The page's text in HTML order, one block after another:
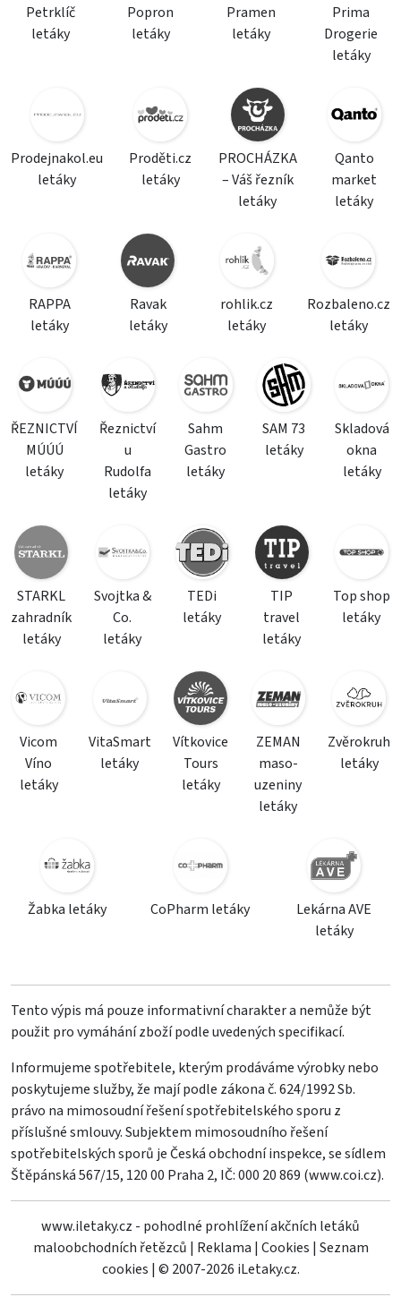
Petrklíč
letáky
Popron
letáky
Pramen
letáky
Prima
Drogerie
letáky
Prodejnakol.eu
letáky
Proděti.cz
letáky
PROCHÁZKA
– Váš řezník
letáky
Qanto
market
letáky
RAPPA
letáky
Ravak
letáky
rohlik.cz
letáky
Rozbaleno.cz
letáky
ŘEZNICTVÍ
MÚÚÚ
letáky
Řeznictví
u
Rudolfa
letáky
Sahm
Gastro
letáky
SAM 73
letáky
Skladová
okna
letáky
STARKL
zahradník
letáky
Svojtka &
Co.
letáky
TEDi
letáky
TIP
travel
letáky
Top shop
letáky
Vicom
Víno
letáky
VitaSmart
letáky
Vítkovice
Tours
letáky
ZEMAN
maso-
uzeniny
letáky
Zvěrokruh
letáky
Žabka letáky CoPharm letáky
Lekárna AVE
letáky
Tento výpis má pouze informativní charakter a nemůže být
použit pro vymáhání zboží podle uvedených specifikací.
Informujeme spotřebitele, kterým prodáváme výrobky nebo
poskytujeme služby, že mají podle zákona č. 624/1992 Sb.
právo na mimosoudní řešení spotřebitelského sporu z
příslušné smlouvy. Subjektem mimosoudního řešení
spotřebitelských sporů je Česká obchodní inspekce, se sídlem
Štěpánská 567/15, 120 00 Praha 2, IČ: 000 20 869 (www.coi.cz).
www.iletaky.cz - pohodlné prohlížení akčních letáků
maloobchodních řetězců | Reklama | Cookies | Seznam
cookies | © 2007-2026 iLetaky.cz.